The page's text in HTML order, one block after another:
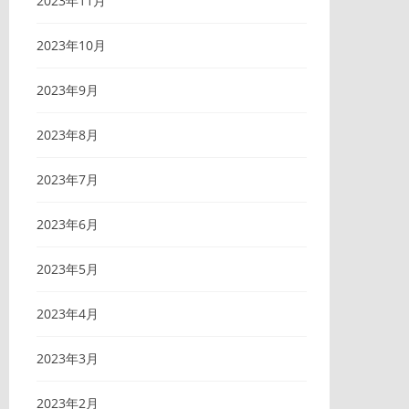
2023年10月
2023年9月
2023年8月
2023年7月
2023年6月
2023年5月
2023年4月
2023年3月
2023年2月